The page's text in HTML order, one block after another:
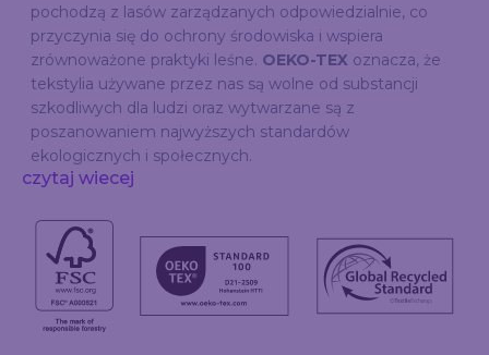
pochodzą z lasów zarządzanych odpowiedzialnie, co
przyczynia się do ochrony środowiska i wspiera
zrównoważone praktyki leśne. OEKO-TEX oznacza, że
tekstylia używane przez nas są wolne od substancji
szkodliwych dla ludzi oraz wytwarzane są z
poszanowaniem najwyższych standardów
ekologicznych i społecznych.
czytaj wiecej